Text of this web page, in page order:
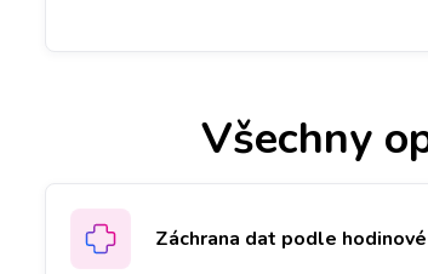
Všechny
Záchrana dat podle